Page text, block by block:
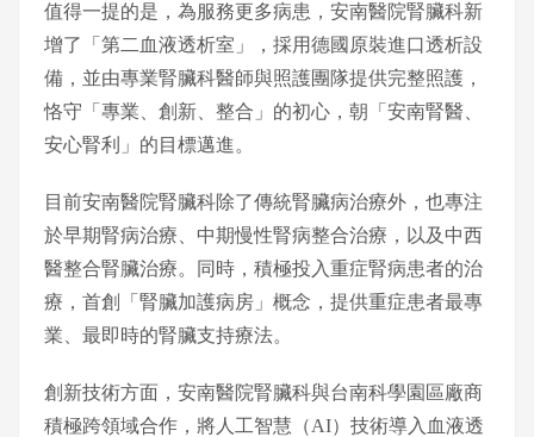
值得一提的是，為服務更多病患，安南醫院腎臟科新
增了「第⼆血液透析室」，採⽤德國原裝進⼝透析設
備，並由專業腎臟科醫師與照護團隊提供完整照護，
恪守「專業、創新、整合」的初心，朝「安南腎醫、
安⼼腎利」的⽬標邁進。
⽬前安南醫院腎臟科除了傳統腎臟病治療外，也專注
於早期腎病治療、中期慢性腎病整合治療，以及中⻄
醫整合腎臟治療。同時，積極投入重症腎病患者的治
療，⾸創「腎臟加護病房」概念，提供重症患者最專
業、最即時的腎臟⽀持療法。
創新技術方面，安南醫院腎臟科與台南科學園區廠商
積極跨領域合作，將⼈⼯智慧（AI）技術導入⾎液透